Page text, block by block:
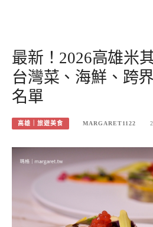
最新！2026高雄米
台灣菜、海鮮、跨
名單
高雄｜旅遊美食 MARGARET1122